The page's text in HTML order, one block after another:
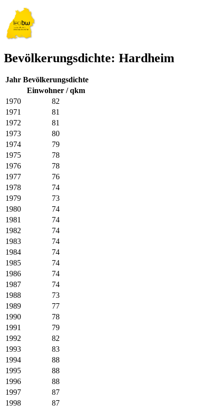
Bevölkerungsdichte: Hardheim
Jahr Bevölkerungsdichte
Einwohner / qkm
1970
82
1971
81
1972
81
1973
80
1974
79
1975
78
1976
78
1977
76
1978
74
1979
73
1980
74
1981
74
1982
74
1983
74
1984
74
1985
74
1986
74
1987
74
1988
73
1989
77
1990
78
1991
79
1992
82
1993
83
1994
88
1995
88
1996
88
1997
87
1998
87